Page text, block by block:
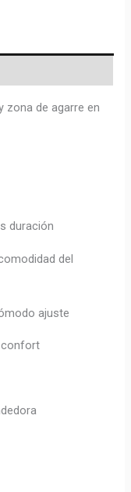
zona de agarre en
duración
del
ajuste
confort